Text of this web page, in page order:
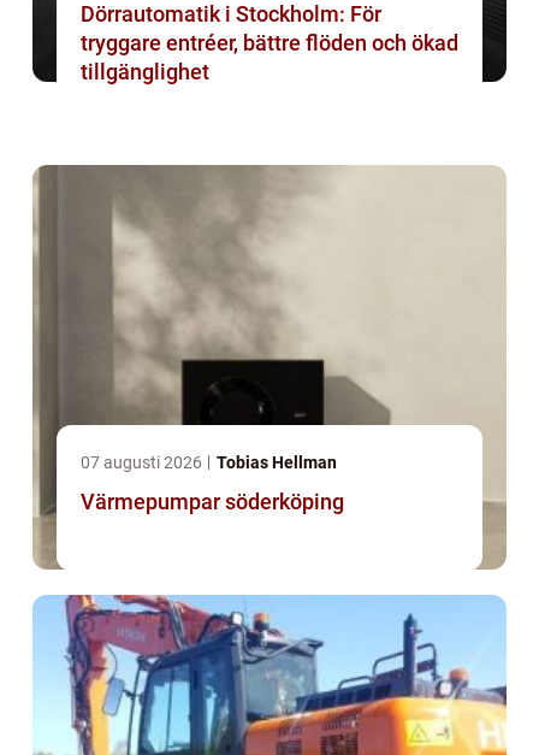
Dörrautomatik i Stockholm: För
tryggare entréer, bättre flöden och ökad
tillgänglighet
07 augusti 2026 Tobias Hellman
Värmepumpar söderköping